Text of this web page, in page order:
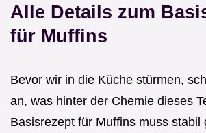
Alle Details zum
für Muffins
Bevor wir in die Küche stürmen,
an, was hinter der Chemie dieses
Basisrezept für Muffins muss stabil